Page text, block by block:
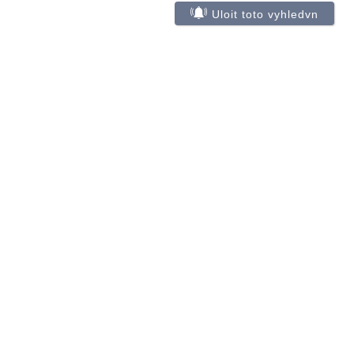
Uloit toto vyhledvn